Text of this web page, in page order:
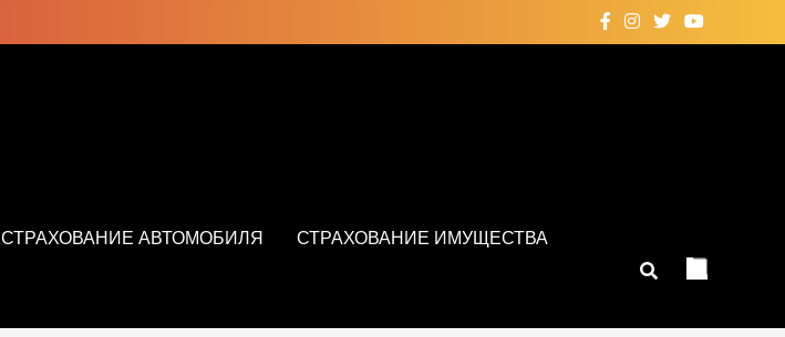
СТРАХОВАНИЕ АВТОМОБИЛЯ СТРАХОВАНИЕ ИМУЩЕСТВА